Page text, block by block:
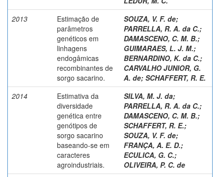
2013
Estimação de
parâmetros
genéticos em
linhagens
endogâmicas
recombinantes de
sorgo sacarino.
SOUZA, V. F. de;
PARRELLA, R. A. da C.;
DAMASCENO, C. M. B.;
GUIMARAES, L. J. M.;
BERNARDINO, K. da C.;
CARVALHO JUNIOR, G.
A. de; SCHAFFERT, R. E.
2014
Estimativa da
diversidade
genética entre
genótipos de
sorgo sacarino
baseando-se em
caracteres
agroindustriais.
SILVA, M. J. da;
PARRELLA, R. A. da C.;
DAMASCENO, C. M. B.;
SCHAFFERT, R. E.;
SOUZA, V. F. de;
FRANÇA, A. E. D.;
ECULICA, G. C.;
OLIVEIRA, P. C. de